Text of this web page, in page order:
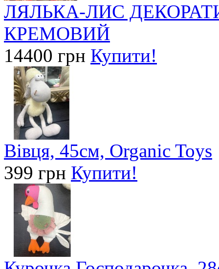
ЛЯЛЬКА-ЛИС
КРЕМОВИЙ
14400 грн Купити!
Вівця, 45см, Organic Toys
399 грн Купити!